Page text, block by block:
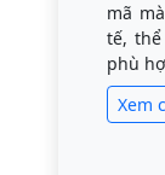
mã
tế,
phù
Xem